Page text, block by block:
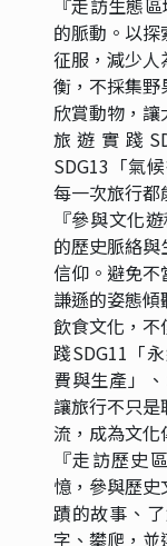
『走訪生態
的脈動。以
征服，減少人
衡，不採集
欣賞動物，讓
旅遊實踐
SDG13「氣
每一次旅行都
『參與文化
的歷史脈絡
信仰。避免
謙遜的姿態
飲食文化，
踐SDG11「
費與生產」
讓旅行不只
流，成為文化
『走訪歷史
憶，參與歷
蹟的故事、
字、攀爬，並